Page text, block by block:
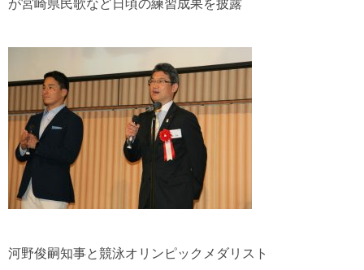
河野俊嗣知事と競泳オリンピックメダリスト